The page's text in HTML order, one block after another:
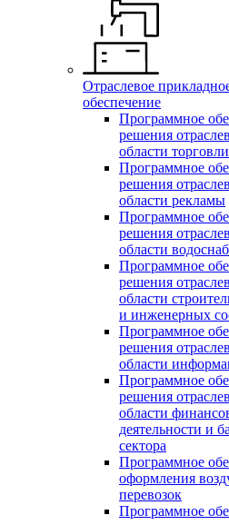
Отраслевое
обеспечение
Программное
решения
области торговли
Программное
решения
области рекламы
Программное
решения
области
Программное
решения
области
и инженерных
Программное
решения
области
Программное
решения
области
деятельности и
сектора
Программное
оформления
перевозок
Программное